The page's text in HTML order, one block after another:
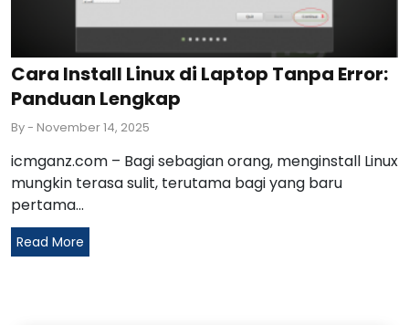
Cara Install Linux di Laptop Tanpa Error:
Panduan Lengkap
By- November 14, 2025
icmganz.com – Bagi sebagian orang, menginstall Linux
mungkin terasa sulit, terutama bagi yang baru
pertama...
Read More